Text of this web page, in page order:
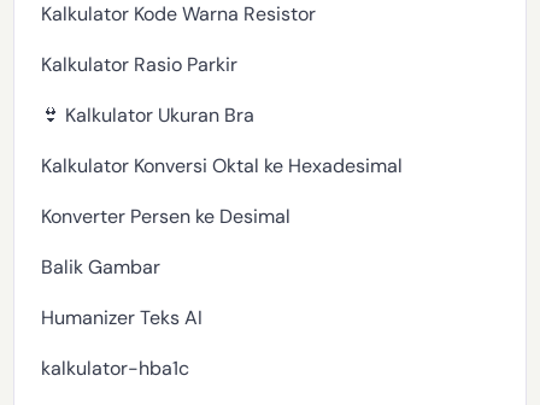
Kalkulator Kode Warna Resistor
Kalkulator Rasio Parkir
👙 Kalkulator Ukuran Bra
Kalkulator Konversi Oktal ke Hexadesimal
Konverter Persen ke Desimal
Balik Gambar
Humanizer Teks AI
kalkulator-hba1c